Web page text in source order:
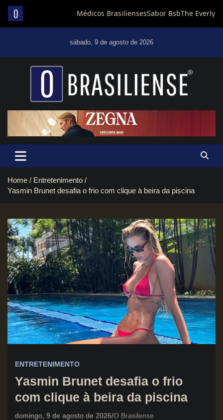
sábado, 9 de agosto de 2026
Um diário de notícias que trabalha por Brasília
Home
Entretenimento
Yasmin Brunet desafia o frio com clique à beira da piscina
ENTRETENIMENTO
Yasmin Brunet desafia o frio
com clique à beira da piscina
domingo, 9 de agosto de 2026 O Brasilense